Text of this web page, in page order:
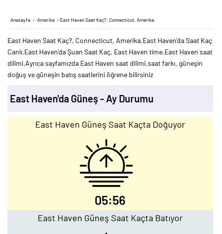
Anasayfa › Amerika › East Haven Saat Kaç?, Connecticut, Amerika
East Haven Saat Kaç?, Connecticut, Amerika,East Haven'da Saat Kaç
Canlı,East Haven'da Şuan Saat Kaç, East Haven time,East Haven saat
dilimi.Ayrıca sayfamızda East Haven saat dilimi,saat farkı, güneşin
doğuş ve güneşin batış saatlerini öğrene bilirsiniz
East Haven'da Güneş - Ay Durumu
East Haven Güneş Saat Kaçta Doğuyor
05:56
East Haven Güneş Saat Kaçta Batıyor